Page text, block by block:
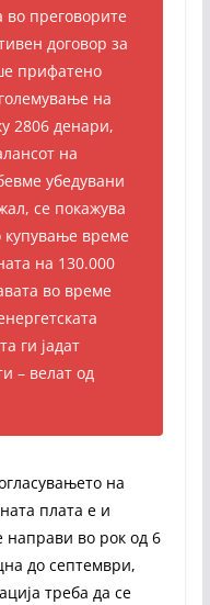
во преговорите
договор за
прифатено
на
2806 денари,
на
убедувани
се покажува
купување време
на 130.000
во време
ги јадат
– велат од
на
плата е и
направи во рок од 6
до септември,
треба да се